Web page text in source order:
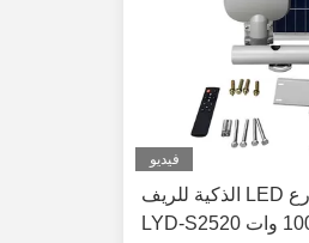
فيديو
LYD مصابيح الشوارع LED الذكية للريف